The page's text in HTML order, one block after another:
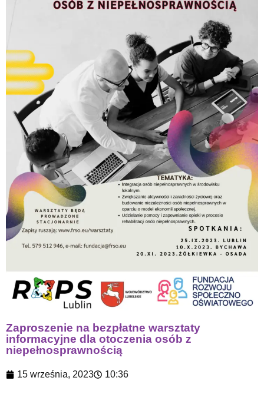
Zaproszenie na bezpłatne warsztaty
informacyjne dla otoczenia osób z
niepełnosprawnością
15 września, 2023 10:36